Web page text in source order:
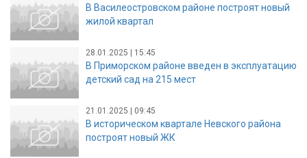
В Василеостровском районе построят новый
жилой квартал
28.01.2025 | 15:45
В Приморском районе введен в эксплуатацию
детский сад на 215 мест
21.01.2025 | 09:45
В историческом квартале Невского района
построят новый ЖК